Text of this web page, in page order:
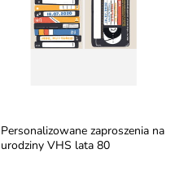
Personalizowane zaproszenia na
urodziny VHS lata 80